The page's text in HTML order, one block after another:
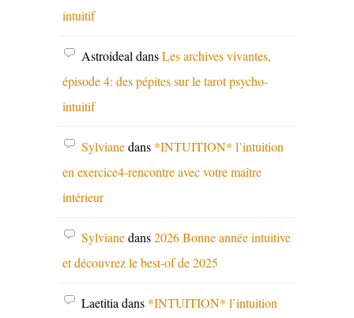
intuitif
AstroidealdansLes archives vivantes,
épisode 4: des pépites sur le tarot psycho-
intuitif
Sylvianedans *INTUITION* l’intuition
en exercice4-rencontre avec votre maître
intérieur
Sylvianedans2026 Bonne année intuitive
et découvrez le best-of de 2025
Laetitiadans *INTUITION* l’intuition